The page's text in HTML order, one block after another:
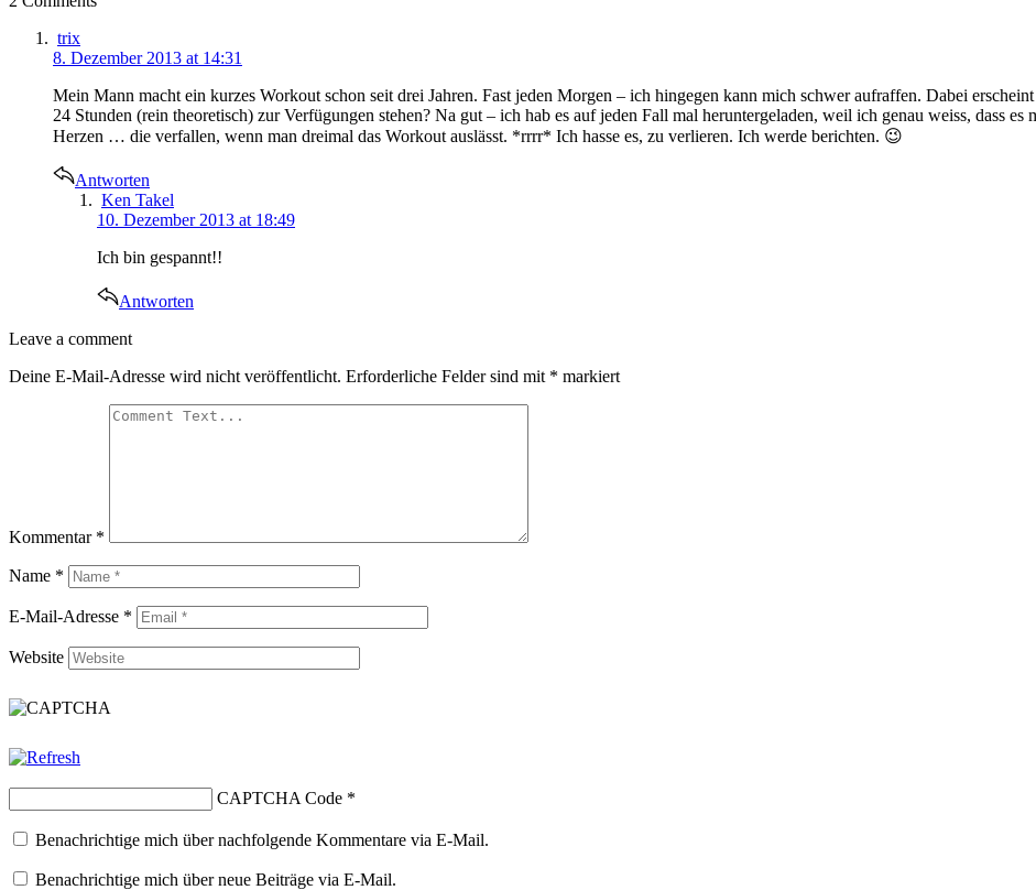
says:
trix
8. Dezember 2013 at 14:31
Mein Mann macht ein kurzes Workout schon seit drei Jahren. Fast jeden Morgen – ich hingegen kann mich schwer aufraffen. Dabei
24 Stunden (rein theoretisch) zur Verfügungen stehen? Na gut – ich hab es auf jeden Fall mal heruntergeladen, weil ich genau weiss, dass
Herzen … die verfallen, wenn man dreimal das Workout auslässt. *rrrr* Ich hasse es, zu verlieren. Ich werde berichten. 😉
Antworten
says:
Ken Takel
10. Dezember 2013 at 18:49
Ich bin gespannt!!
Antworten
Leave
comment
Leave a comment
Deine E-Mail-Adresse wird nicht veröffentlicht. Erforderliche Felder sind mit * markiert
Kommentar *
Name *
E-Mail-Adresse *
Website
CAPTCHA Code *
Benachrichtige mich über nachfolgende Kommentare via E-Mail.
Benachrichtige mich über neue Beiträge via E-Mail.